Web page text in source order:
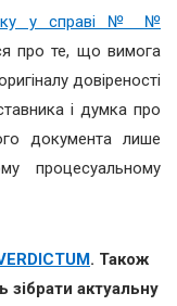
у справі № №
про те, що вимога
довіреності
і думка про
документа лише
процесуальному
. Також
зібрати актуальну